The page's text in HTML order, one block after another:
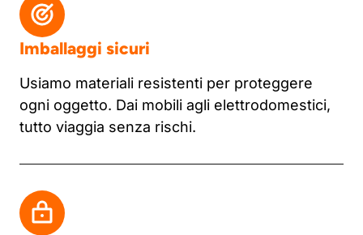
Imballaggi sicuri
Usiamo materiali resistenti per proteggere
ogni oggetto. Dai mobili agli elettrodomestici,
tutto viaggia senza rischi.